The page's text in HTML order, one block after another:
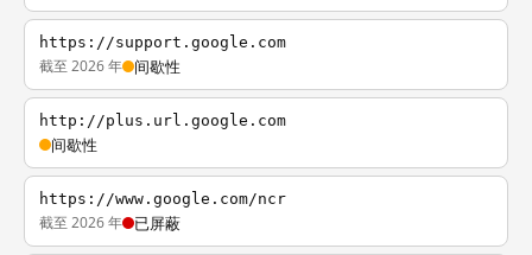
https://support.google.com
截至 2026 年 间歇性
http://plus.url.google.com
间歇性
https://www.google.com/ncr
截至 2026 年 已屏蔽